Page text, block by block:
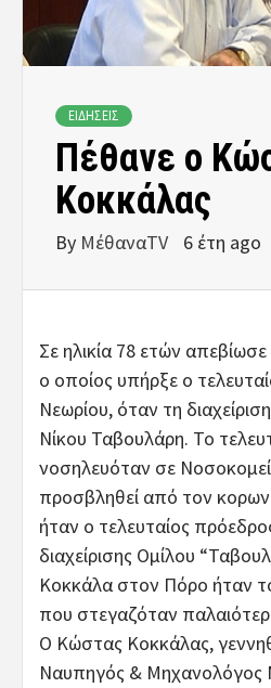
ΕΙΔΗΣΕΙΣ
Πέθανε ο
Κοκκάλας
By ΜέθαναTV 6 έτη ago
Σε ηλικία 78 ετών
ο οποίος υπήρξε ο
Νεωρίου, όταν τη
Νίκου Ταβουλάρη. Το
νοσηλευόταν σε
προσβληθεί από τον
ήταν ο τελευταίος
διαχείρισης Ομίλου
Κοκκάλα στον Πόρο ήταν
που στεγαζόταν
Ο Κώστας Κοκκάλας,
Ναυπηγός & Μηχανολόγος